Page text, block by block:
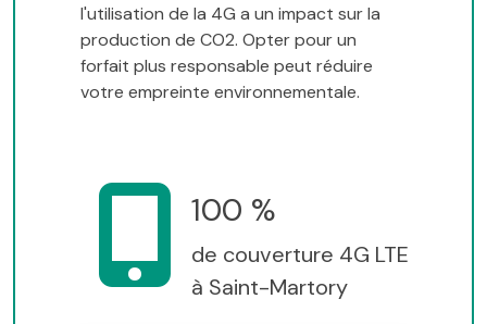
l'utilisation de la 4G a un impact sur la
production de CO2. Opter pour un
forfait plus responsable peut réduire
votre empreinte environnementale.
100 %
de couverture 4G LTE
à Saint-Martory